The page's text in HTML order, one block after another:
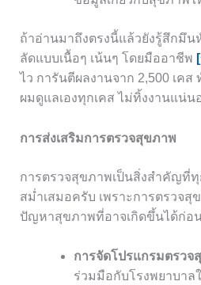
ถ้าอ่านมาถึงตรงนี้แล้วยังรู้สึกมึน
ลัดแบบเนื้อๆ เน้นๆ โดยมืออาชีพ
ไว การันตีผลงานจาก 2,500 เคส
ผมดูแลเองทุกเคส ไม่ทิ้งงานแน่น
การส่งเสริมการตรวจสุขภาพ
การตรวจสุขภาพเป็นสิ่งสำคัญที่
สม่ำเสมอครับ เพราะการตรวจสุ
ปัญหาสุขภาพที่อาจเกิดขึ้นได้ก่อ
การจัดโปรแกรมตรวจ
ร่วมมือกับโรงพยาบาล